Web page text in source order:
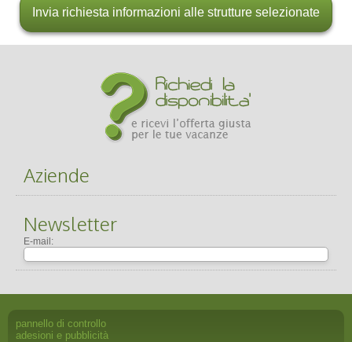
Aziende
Newsletter
E-mail:
pannello di controllo
adesioni e pubblicità